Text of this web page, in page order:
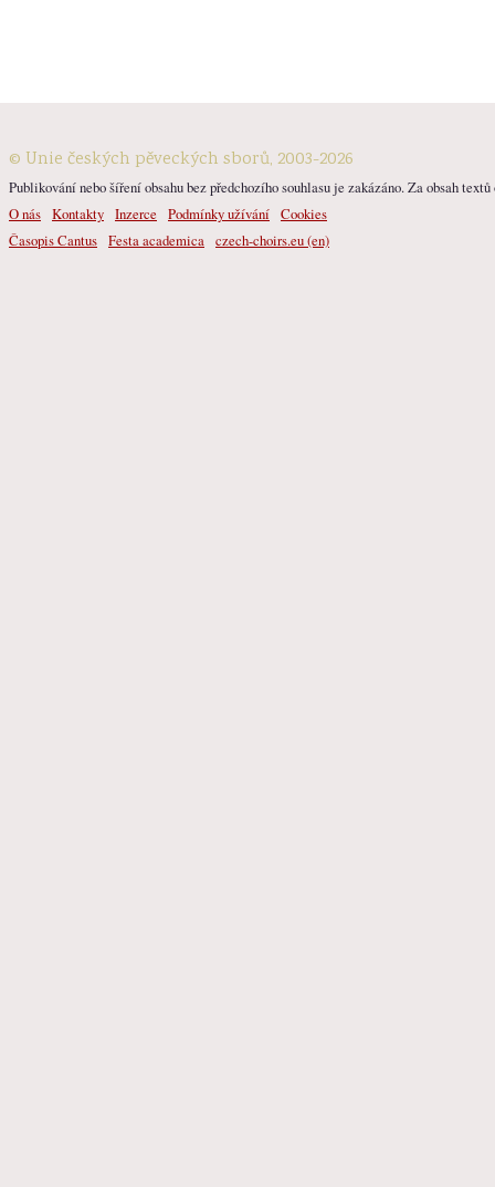
© Unie českých pěveckých sborů, 2003-2026
Publikování nebo šíření obsahu bez předchozího souhlasu je zakázáno. Za obsah
O nás Kontakty Inzerce Podmínky užívání Cookies
Časopis Cantus Festa academica czech-choirs.eu (en)